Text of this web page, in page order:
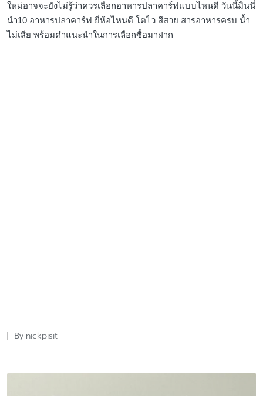
ใหม่อาจจะยังไม่รู้ว่าควรเลือกอาหารปลาคาร์ฟแบบไหนดี วันนี้มินนี่
นำ10 อาหารปลาคาร์ฟ ยี่ห้อไหนดี โตไว สีสวย สารอาหารครบ น้ำ
ไม่เสีย พร้อมคำแนะนำในการเลือกซื้อมาฝาก
Posted
By nickpisit